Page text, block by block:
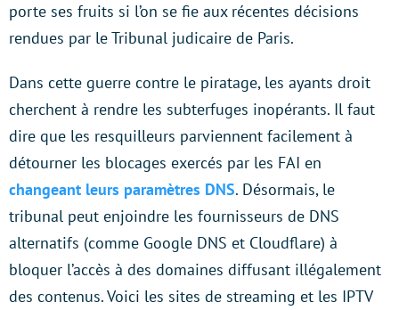
porte ses fruits si l’on se fie aux récentes décisions
rendues par le Tribunal judicaire de Paris.
Dans cette guerre contre le piratage, les ayants droit
cherchent à rendre les subterfuges inopérants. Il faut
dire que les resquilleurs parviennent facilement à
détourner les blocages exercés par les FAI en
changeant leurs paramètres DNS. Désormais, le
tribunal peut enjoindre les fournisseurs de DNS
alternatifs (comme Google DNS et Cloudflare) à
bloquer l’accès à des domaines diffusant illégalement
des contenus. Voici les sites de streaming et les IPTV